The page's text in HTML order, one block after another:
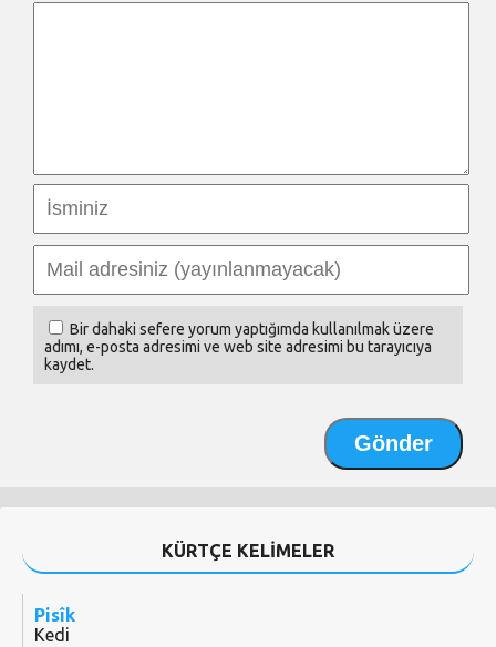
Bir dahaki sefere yorum yaptığımda kullanılmak üzere
adımı, e-posta adresimi ve web site adresimi bu tarayıcıya
kaydet.
KÜRTÇE KELİMELER
Pisîk
Kedi